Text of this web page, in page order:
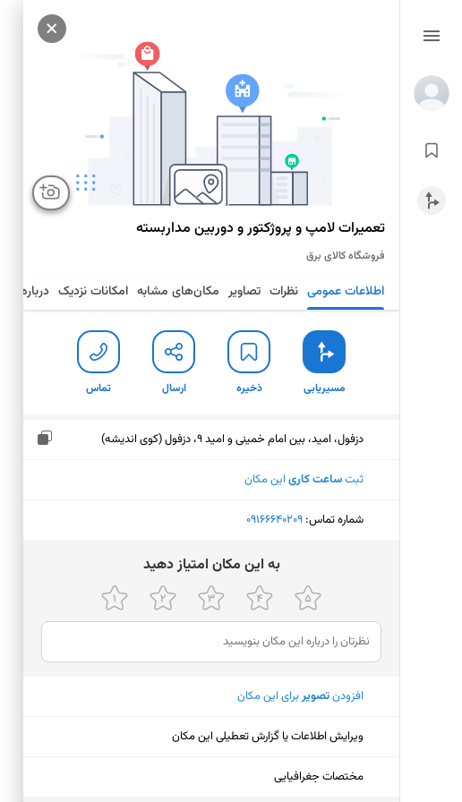
تعمیرات لامپ و پروژکتور و دوربین مداربسته
فروشگاه کالای برق
اطلاعات عمومی نظرات تصاویر مکان‌های مشابه امکانات نزدیک درباره
مسیریابی ذخیره ارسال تماس
دزفول، امید، بین امام خمینی و امید 9، دزفول (کوی اندیشه)
ثبتساعت کاری این مکان
شماره تماس: ‎09166640209
ﺑﻪ اﯾﻦ ﻣﮑﺎن اﻣﺘﯿﺎز دﻫﯿﺪ
افزودنتصویربرای این مکان
ویرایش اطلاعات یا گزارش تعطیلی این مکان
مختصات جغرافیایی